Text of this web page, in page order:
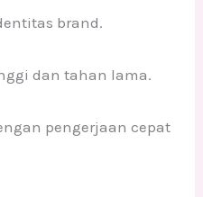
brand.
dan tahan lama.
pengerjaan cepat